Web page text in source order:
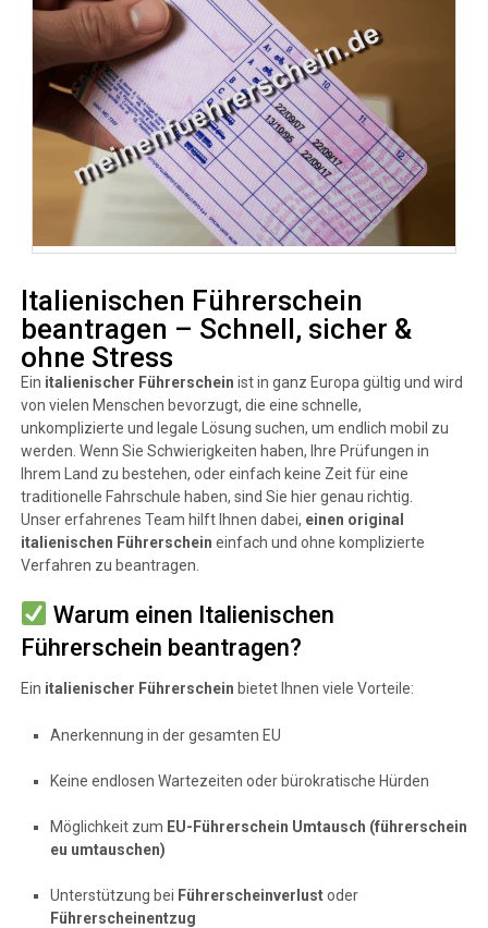
Italienischen Führerschein
beantragen – Schnell, sicher &
ohne Stress
Ein italienischer Führerschein ist in ganz Europa gültig und wird
von vielen Menschen bevorzugt, die eine schnelle,
unkomplizierte und legale Lösung suchen, um endlich mobil zu
werden. Wenn Sie Schwierigkeiten haben, Ihre Prüfungen in
Ihrem Land zu bestehen, oder einfach keine Zeit für eine
traditionelle Fahrschule haben, sind Sie hier genau richtig.
Unser erfahrenes Team hilft Ihnen dabei, einen original
italienischen Führerschein einfach und ohne komplizierte
Verfahren zu beantragen.
Warum einen Italienischen
Führerschein beantragen?
Ein italienischer Führerschein bietet Ihnen viele Vorteile:
Anerkennung in der gesamten EU
Keine endlosen Wartezeiten oder bürokratische Hürden
Möglichkeit zum EU-Führerschein Umtausch (führerschein
eu umtauschen)
Unterstützung bei Führerscheinverlustoder
Führerscheinentzug